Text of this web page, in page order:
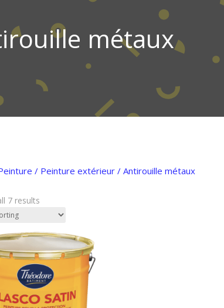
métaux
/ Peinture extérieur / Antirouille métaux
7 results